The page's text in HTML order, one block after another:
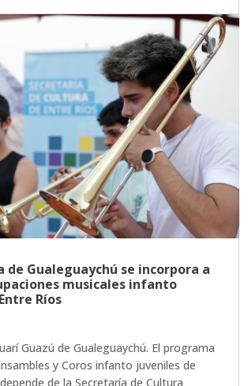
de Gualeguaychú se incorpora a
musicales infanto
Ríos
Guazú de Gualeguaychú. El programa
y Coros infanto juveniles de
de la Secretaría de Cultura